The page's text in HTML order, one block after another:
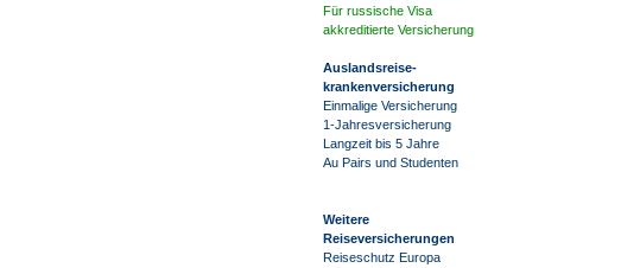
Für russische Visa
akkreditierte Versicherung
Auslandsreise-
krankenversicherung
Einmalige Versicherung
1-Jahresversicherung
Langzeit bis 5 Jahre
Au Pairs und Studenten
Weitere
Reiseversicherungen
Reiseschutz Europa